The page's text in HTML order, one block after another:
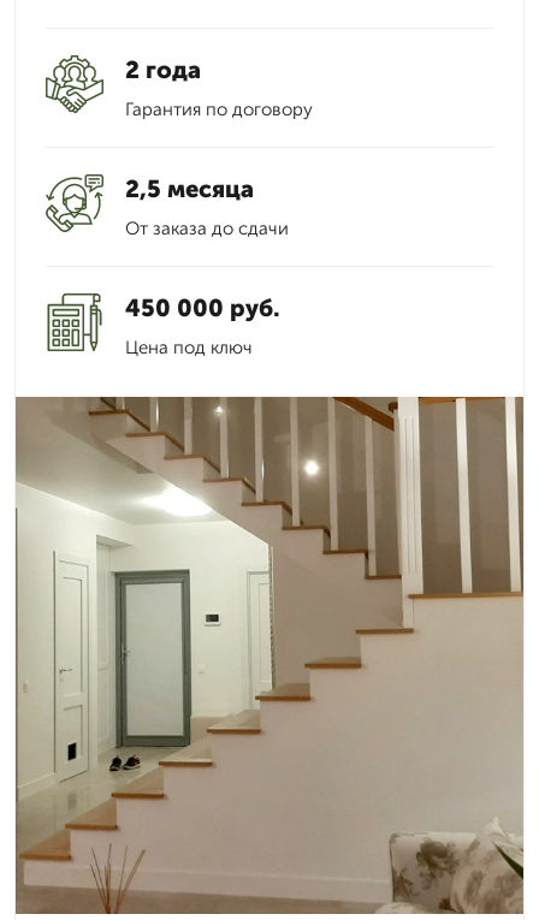
2 года
Гарантия по договору
2,5 месяца
От заказа до сдачи
450 000 руб.
Цена под ключ